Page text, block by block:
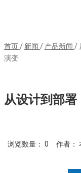
首页/ 新闻 / 产品新闻 /
演变
从设计到部
浏览数量： 0 作者：